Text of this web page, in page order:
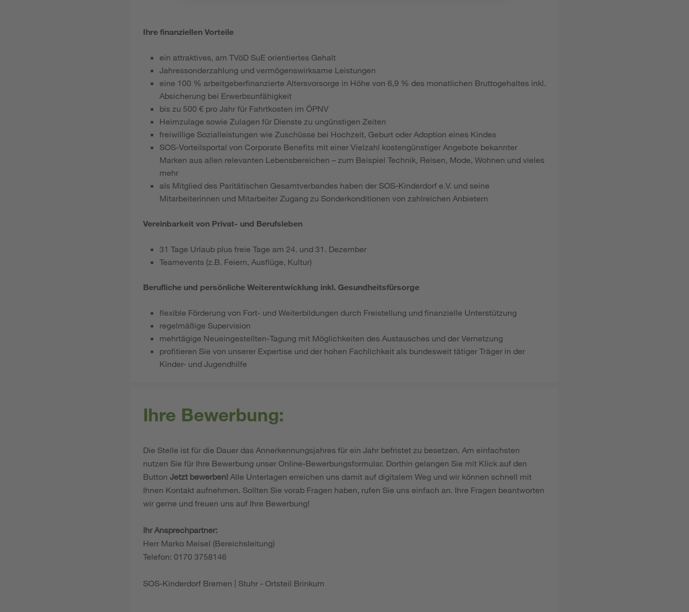
Ihre finanziellen Vorteile
ein attraktives, am TVöD SuE orientiertes Gehalt
Jahressonderzahlung und vermögenswirksame Leistungen
eine 100 % arbeitgeberfinanzierte Altersvorsorge in Höhe von 6,9 % des monatlichen Bruttogehaltes inkl.
Absicherung bei Erwerbsunfähigkeit
bis zu 500 € pro Jahr für Fahrtkosten im ÖPNV
Heimzulage sowie Zulagen für Dienste zu ungünstigen Zeiten
freiwillige Sozialleistungen wie Zuschüsse bei Hochzeit, Geburt oder Adoption eines Kindes
SOS-Vorteilsportal von Corporate Benefits mit einer Vielzahl kostengünstiger Angebote bekannter
Marken aus allen relevanten Lebensbereichen – zum Beispiel Technik, Reisen, Mode, Wohnen und vieles
mehr
als Mitglied des Paritätischen Gesamtverbandes haben der SOS-Kinderdorf e.V. und seine
Mitarbeiterinnen und Mitarbeiter Zugang zu Sonderkonditionen von zahlreichen Anbietern
Vereinbarkeit von Privat- und Berufsleben
31 Tage Urlaub plus freie Tage am 24. und 31. Dezember
Teamevents (z.B. Feiern, Ausflüge, Kultur)
Berufliche und persönliche Weiterentwicklung inkl. Gesundheitsfürsorge
flexible Förderung von Fort- und Weiterbildungen durch Freistellung und finanzielle Unterstützung
regelmäßige Supervision
mehrtägige Neueingestellten-Tagung mit Möglichkeiten des Austausches und der Vernetzung
profitieren Sie von unserer Expertise und der hohen Fachlichkeit als bundesweit tätiger Träger in der
Kinder- und Jugendhilfe
Ihre Bewerbung:
Die Stelle ist für die Dauer das Annerkennungsjahres für ein Jahr befristet zu besetzen. Am einfachsten
nutzen Sie für Ihre Bewerbung unser Online-Bewerbungsformular. Dorthin gelangen Sie mit Klick auf den
Button Jetzt bewerben! Alle Unterlagen erreichen uns damit auf digitalem Weg und wir können schnell mit
Ihnen Kontakt aufnehmen. Sollten Sie vorab Fragen haben, rufen Sie uns einfach an. Ihre Fragen beantworten
wir gerne und freuen uns auf Ihre Bewerbung!
Ihr Ansprechpartner:
Herr Marko Meisel (Bereichsleitung)
Telefon: 0170 3758146
SOS-Kinderdorf Bremen | Stuhr - Ortsteil Brinkum